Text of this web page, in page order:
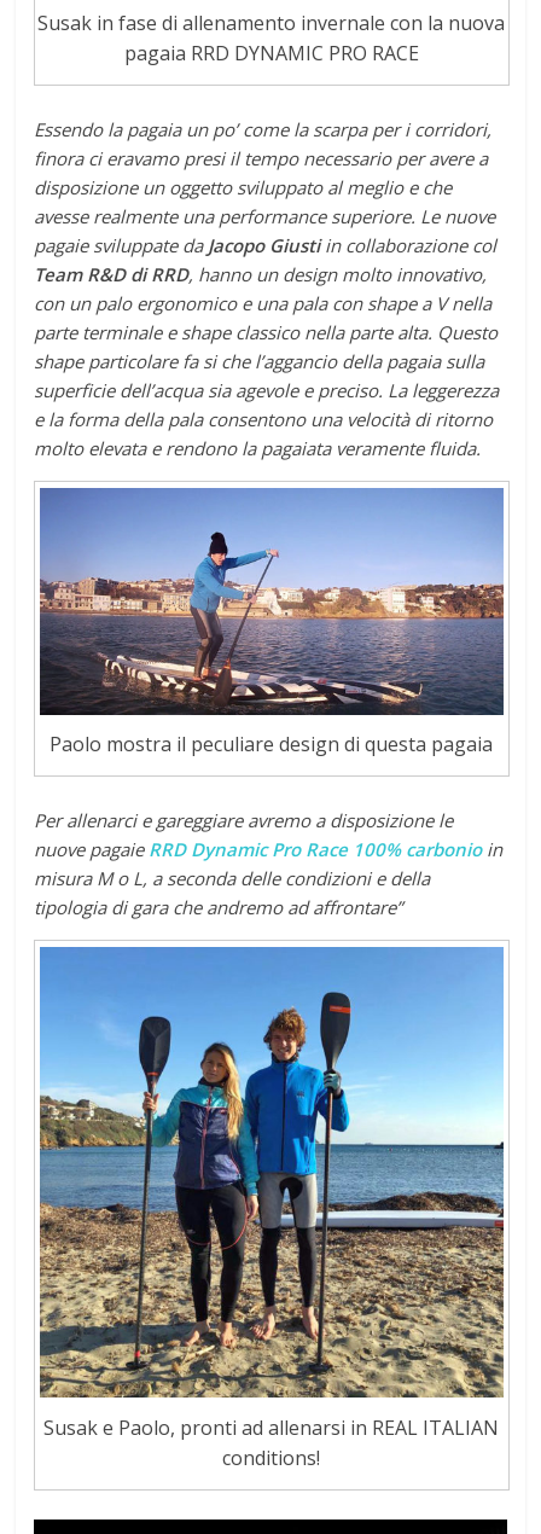
Susak in fase di allenamento invernale con la nuova
pagaia RRD DYNAMIC PRO RACE
Essendo la pagaia un po’ come la scarpa per i corridori,
finora ci eravamo presi il tempo necessario per avere a
disposizione un oggetto sviluppato al meglio e che
avesse realmente una performance superiore. Le nuove
pagaie sviluppate da Jacopo Giustiin collaborazione col
Team R&D di RRD, hanno un design molto innovativo,
con un palo ergonomico e una pala con shape a V nella
parte terminale e shape classico nella parte alta. Questo
shape particolare fa si che l’aggancio della pagaia sulla
superficie dell’acqua sia agevole e preciso. La leggerezza
e la forma della pala consentono una velocità di ritorno
molto elevata e rendono la pagaiata veramente fluida.
Paolo mostra il peculiare design di questa pagaia
Per allenarci e gareggiare avremo a disposizione le
nuove pagaie RRD Dynamic Pro Race 100% carbonioin
misura M o L, a seconda delle condizioni e della
tipologia di gara che andremo ad affrontare”
Susak e Paolo, pronti ad allenarsi in REAL ITALIAN
conditions!